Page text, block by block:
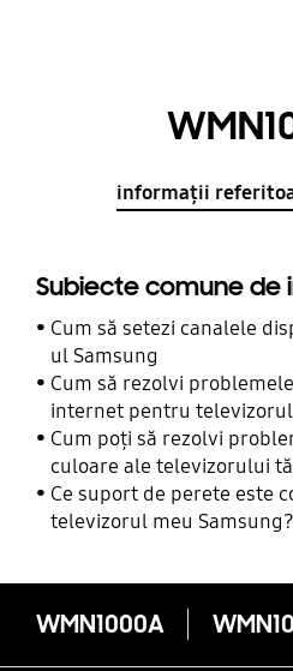
informații
Subiecte comune de
Cum să setezi canalele
ul Samsung
Cum să rezolvi
internet pentru televizorul
Cum poți să rezolvi
culoare ale televizorului
Ce suport de perete este
televizorul meu Samsung?
WMN1000A